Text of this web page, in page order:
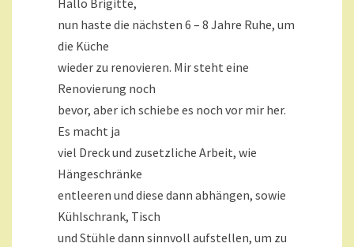
Hallo Brigitte,
nun haste die nächsten 6 – 8 Jahre Ruhe, um
die Küche
wieder zu renovieren. Mir steht eine
Renovierung noch
bevor, aber ich schiebe es noch vor mir her.
Es macht ja
viel Dreck und zusetzliche Arbeit, wie
Hängeschränke
entleeren und diese dann abhängen, sowie
Kühlschrank, Tisch
und Stühle dann sinnvoll aufstellen, um zu